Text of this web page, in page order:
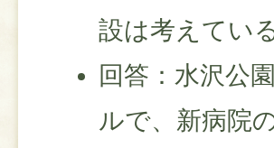
設は考えてい
回答：水沢公
ルで、新病院